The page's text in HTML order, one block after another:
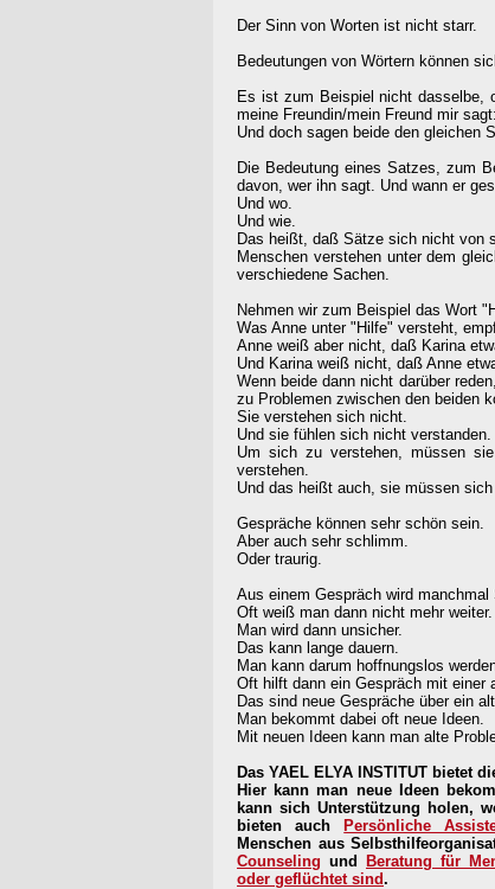
Der Sinn von Worten ist nicht starr.
Bedeutungen von Wörtern können
Es ist zum Beispiel nicht dasselbe,
meine Freundin/mein Freund mir
Und doch sagen beide den gleichen
Die Bedeutung eines Satzes, zum
davon, wer ihn sagt. Und wann er
Und wo.
Und wie.
Das heißt, daß Sätze sich nicht von
Menschen verstehen unter dem
verschiedene Sachen.
Nehmen wir zum Beispiel das Wort
Was Anne unter "Hilfe" versteht,
Anne weiß aber nicht, daß Karina
Und Karina weiß nicht, daß Anne
Wenn beide dann nicht darüber
zu Problemen zwischen den beiden
Sie verstehen sich nicht.
Und sie fühlen sich nicht verstanden.
Um sich zu verstehen, müssen
verstehen.
Und das heißt auch, sie müssen
Gespräche können sehr schön sein.
Aber auch sehr schlimm.
Oder traurig.
Aus einem Gespräch wird manchmal
Oft weiß man dann nicht mehr weiter.
Man wird dann unsicher.
Das kann lange dauern.
Man kann darum hoffnungslos
Oft hilft dann ein Gespräch mit einer
Das sind neue Gespräche über ein
Man bekommt dabei oft neue Ideen.
Mit neuen Ideen kann man alte
Das YAEL ELYA INSTITUT bietet
Hier kann man neue Ideen
kann sich Unterstützung holen,
bieten auch
Persönliche
Menschen aus
Counseling und
Beratung für
oder geflüchtet sind.